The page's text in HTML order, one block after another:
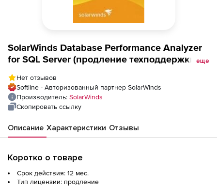
SolarWinds Database Performance Analyzer
for SQL Server (продление техподдержки на
еще
Нет отзывов
Softline - Авторизованный партнер SolarWinds
Производитель: SolarWinds
Скопировать ссылку
Описание Характеристики Отзывы
Коротко о товаре
Срок действия: 12 мес.
Тип лицензии: продление